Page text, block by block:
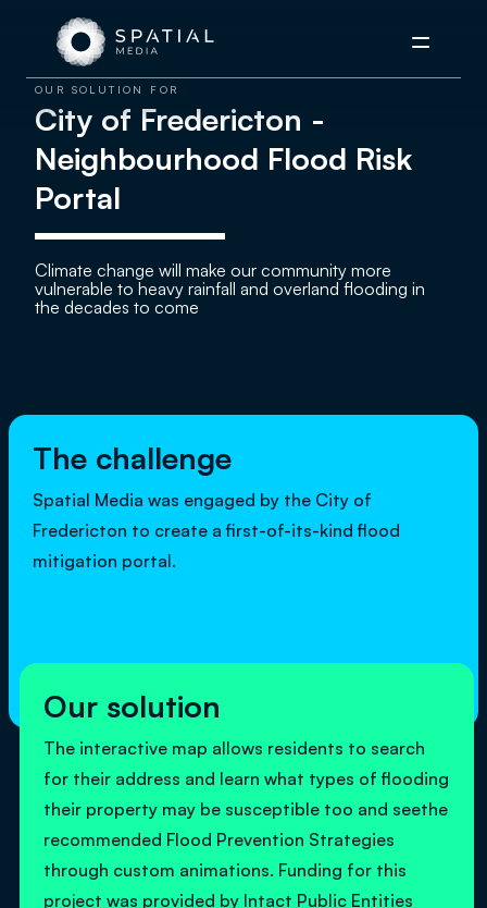
Menu
OUR SOLUTION FOR
City of Fredericton -
Neighbourhood Flood Risk
Portal
Climate change will make our community more
vulnerable to heavy rainfall and overland flooding in
the decades to come
The challenge
Spatial Media was engaged by the City of
Fredericton to create a first-of-its-kind flood
mitigation portal.
Our solution
The interactive map allows residents to search
for their address and learn what types of flooding
their property may be susceptible too and seethe
recommended Flood Prevention Strategies
through custom animations. Funding for this
project was provided by Intact Public Entities